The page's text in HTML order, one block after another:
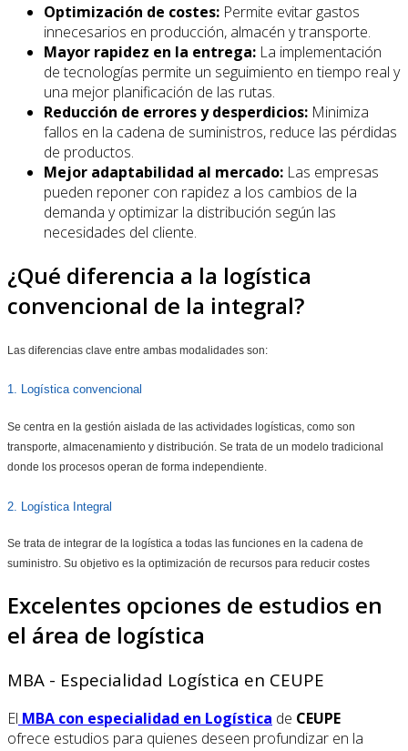
Optimización de costes: Permite evitar gastos
innecesarios en producción, almacén y transporte.
Mayor rapidez en la entrega: La implementación
de tecnologías permite un seguimiento en tiempo real y
una mejor planificación de las rutas.
Reducción de errores y desperdicios: Minimiza
fallos en la cadena de suministros, reduce las pérdidas
de productos.
Mejor adaptabilidad al mercado: Las empresas
pueden reponer con rapidez a los cambios de la
demanda y optimizar la distribución según las
necesidades del cliente.
¿Qué diferencia a la logística
convencional de la integral?
Las diferencias clave entre ambas modalidades son:
1. Logística convencional
Se centra en la gestión aislada de las actividades logísticas, como son
transporte, almacenamiento y distribución. Se trata de un modelo tradicional
donde los procesos operan de forma independiente.
2. Logística Integral
Se trata de integrar de la logística a todas las funciones en la cadena de
suministro. Su objetivo es la optimización de recursos para reducir costes
Excelentes opciones de estudios en
el área de logística
MBA - Especialidad Logística en CEUPE
El MBA con especialidad en Logística de CEUPE
ofrece estudios para quienes deseen profundizar en la